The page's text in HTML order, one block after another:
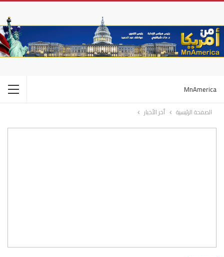
MnAmerica
الصفحة الرئيسية أخر الأخبار